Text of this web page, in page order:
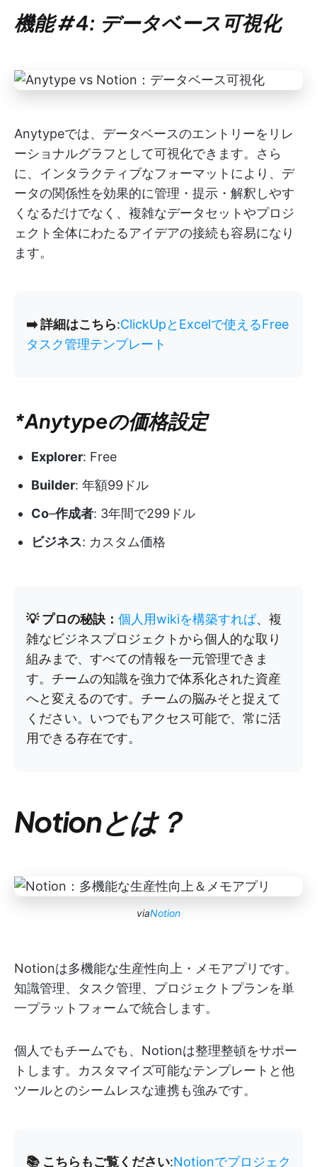
機能 #4: データベース可視化
Anytypeでは、データベースのエントリーをリレ
ーショナルグラフとして可視化できます。さら
に、インタラクティブなフォーマットにより、デ
ータの関係性を効果的に管理・提示・解釈しやす
くなるだけでなく、複雑なデータセットやプロジ
ェクト全体にわたるアイデアの接続も容易になり
ます。
➡️ 詳細はこちら:ClickUpとExcelで使えるFree
タスク管理テンプレート
*Anytypeの価格設定
Explorer: Free
Builder: 年額99ドル
Co–作成者: 3年間で299ドル
ビジネス: カスタム価格
💡 プロの秘訣： 個人用wikiを構築すれば、複
雑なビジネスプロジェクトから個人的な取り
組みまで、すべての情報を一元管理できま
す。チームの知識を強力で体系化された資産
へと変えるのです。チームの脳みそと捉えて
ください。いつでもアクセス可能で、常に活
用できる存在です。
Notionとは？
viaNotion
Notionは多機能な生産性向上・メモアプリです。
知識管理、タスク管理、プロジェクトプランを単
一プラットフォームで統合します。
個人でもチームでも、Notionは整理整頓をサポー
トします。カスタマイズ可能なテンプレートと他
ツールとのシームレスな連携も強みです。
📚 こちらもご覧ください:Notionでプロジェク